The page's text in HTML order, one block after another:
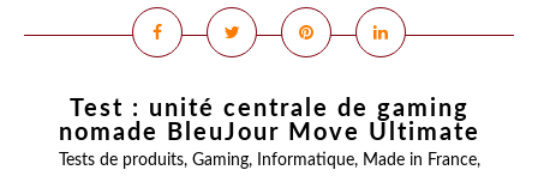
Test : unité centrale de gaming
nomade BleuJour Move Ultimate
Tests de produits, Gaming, Informatique, Made in France,